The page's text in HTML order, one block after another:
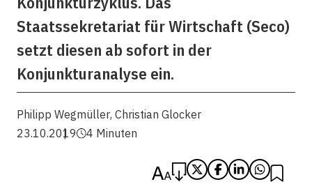
Staatssekretariat für Wirtschaft (Seco)
setzt diesen ab sofort in der
Konjunkturanalyse ein.
Philipp Wegmüller, Christian Glocker
23.10.2019
4 Minuten